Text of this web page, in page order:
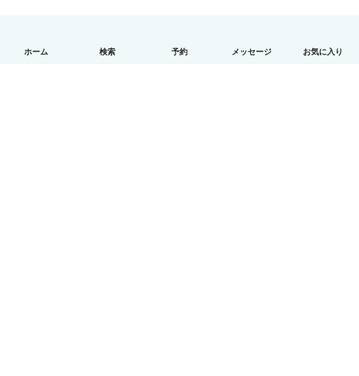
ホーム 検索 予約 メッセージ お気に入り